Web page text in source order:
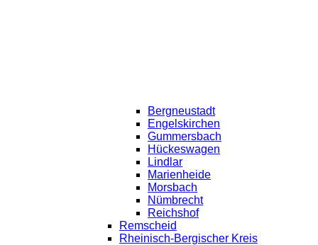
Bergneustadt
Engelskirchen
Gummersbach
Hückeswagen
Lindlar
Marienheide
Morsbach
Nümbrecht
Reichshof
Remscheid
Rheinisch-Bergischer Kreis